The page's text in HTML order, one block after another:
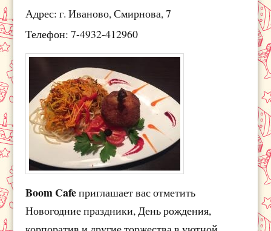
Адрес: г. Иваново, Смирнова, 7
Телефон: 7-4932-412960
Boom Cafeприглашает вас отметить
Новогодние праздники, День рождения,